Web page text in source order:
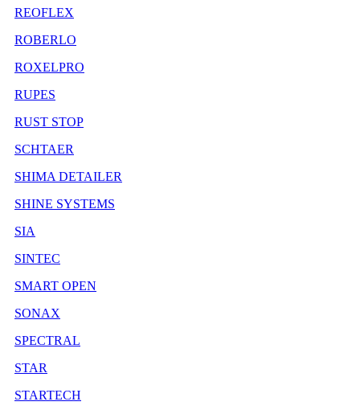
REOFLEX
ROBERLO
ROXELPRO
RUPES
RUST STOP
SCHTAER
SHIMA DETAILER
SHINE SYSTEMS
SIA
SINTEC
SMART OPEN
SONAX
SPECTRAL
STAR
STARTECH